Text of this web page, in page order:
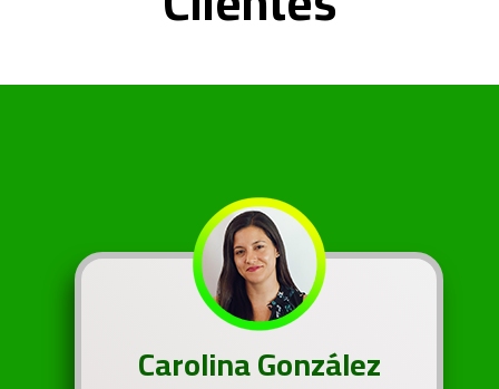
Carolina González